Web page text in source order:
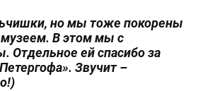
но мы тоже покорены
В этом мы с
Отдельное ей спасибо за
Звучит –